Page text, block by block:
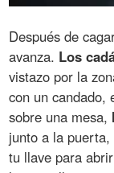
Después de
avanza. Los
vistazo por la
con un candado,
sobre una mesa,
junto a la
tu llave para